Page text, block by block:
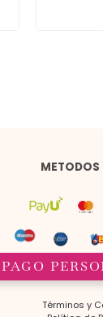
METODOS
PAGO
Términos y